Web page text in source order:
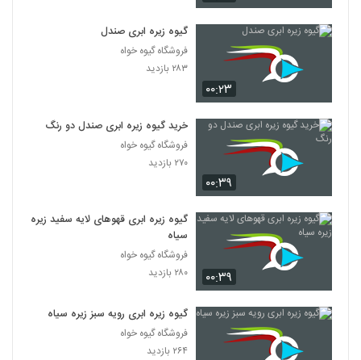
۰۰:۲۳
گیوه زیره ابری صندل
فروشگاه گیوه خواه
۲۸۳ بازدید
۰۰:۳۹
خرید گیوه زیره ابری صندل دو رنگ
فروشگاه گیوه خواه
۲۷۰ بازدید
۰۰:۳۹
گیوه زیره ابری قهوهای لایه سفید زیره
سیاه
فروشگاه گیوه خواه
۲۸۰ بازدید
گیوه زیره ابری رویه سبز زیره سیاه
فروشگاه گیوه خواه
۲۶۴ بازدید